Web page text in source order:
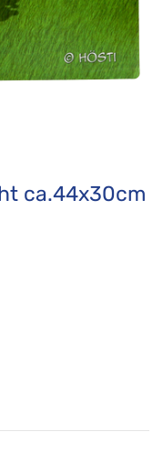
ca.44x30cm